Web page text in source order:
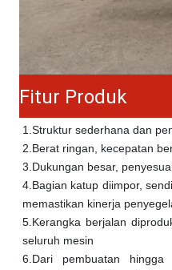
Fitur Produk
1. Struktur sederhana dan
2. Berat ringan, kecepatan
3. Dukungan besar,
4. Bagian katup diimpor,
memastikan kinerja
5. Kerangka berjalan
seluruh mesin
6. Dari pembuatan